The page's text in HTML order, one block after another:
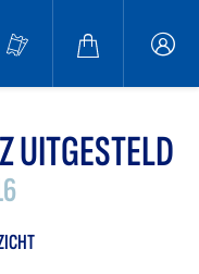
UITGESTELD